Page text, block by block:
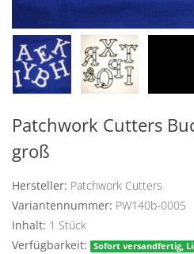
Patchwork Cutters
groß
Hersteller: Patchwork Cutters
Variantennummer: PW140b-0005
Inhalt: 1 Stück
Verfügbarkeit:
Sofort versandfertig,